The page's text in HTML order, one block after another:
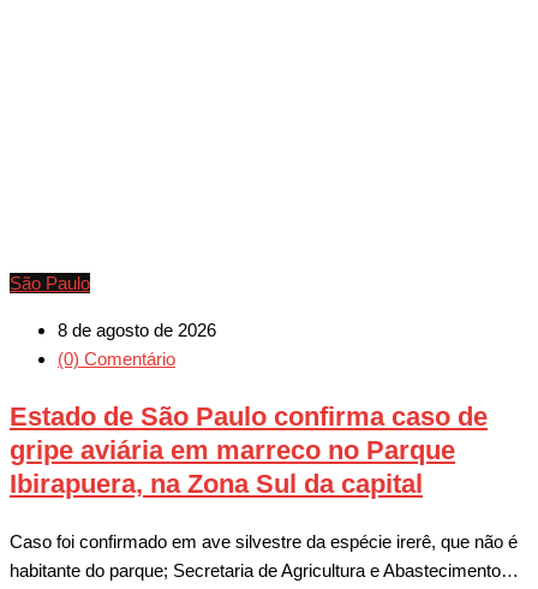
São Paulo
8 de agosto de 2026
(0) Comentário
Estado de São Paulo confirma caso de
gripe aviária em marreco no Parque
Ibirapuera, na Zona Sul da capital
Caso foi confirmado em ave silvestre da espécie irerê, que não é
habitante do parque; Secretaria de Agricultura e Abastecimento…